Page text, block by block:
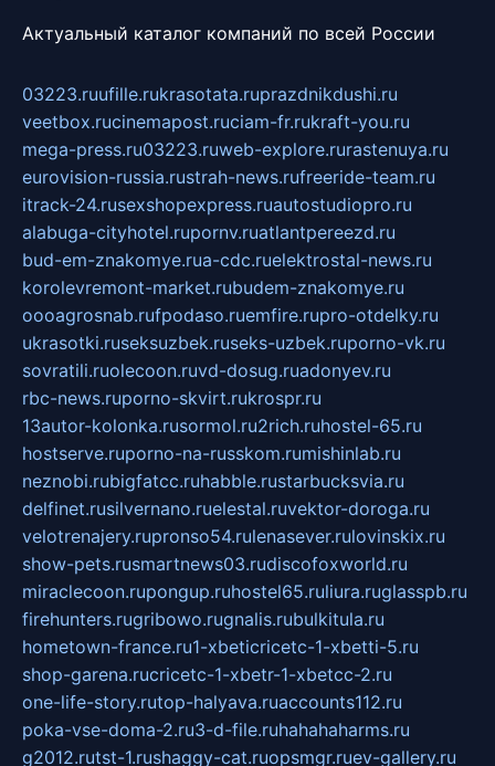
Актуальный каталог компаний по всей России
03223.ruufille.rukrasotata.ruprazdnikdushi.ru
veetbox.rucinemapost.ruciam-fr.rukraft-you.ru
mega-press.ru03223.ruweb-explore.rurastenuya.ru
eurovision-russia.rustrah-news.rufreeride-team.ru
itrack-24.rusexshopexpress.ruautostudiopro.ru
alabuga-cityhotel.rupornv.ruatlantpereezd.ru
bud-em-znakomye.rua-cdc.ruelektrostal-news.ru
korolevremont-market.rubudem-znakomye.ru
oooagrosnab.rufpodaso.ruemfire.rupro-otdelky.ru
ukrasotki.ruseksuzbek.ruseks-uzbek.ruporno-vk.ru
sovratili.ruolecoon.ruvd-dosug.ruadonyev.ru
rbc-news.ruporno-skvirt.rukrospr.ru
13autor-kolonka.rusormol.ru2rich.ruhostel-65.ru
hostserve.ruporno-na-russkom.rumishinlab.ru
neznobi.rubigfatcc.ruhabble.rustarbucksvia.ru
delfinet.rusilvernano.ruelestal.ruvektor-doroga.ru
velotrenajery.rupronso54.rulenasever.rulovinskix.ru
show-pets.rusmartnews03.rudiscofoxworld.ru
miraclecoon.rupongup.ruhostel65.ruliura.ruglasspb.ru
firehunters.rugribowo.rugnalis.rubulkitula.ru
hometown-france.ru1-xbeticricetc-1-xbetti-5.ru
shop-garena.rucricetc-1-xbetr-1-xbetcc-2.ru
one-life-story.rutop-halyava.ruaccounts112.ru
poka-vse-doma-2.ru3-d-file.ruhahahaharms.ru
g2012.rutst-1.rushaggy-cat.ruopsmgr.ruev-gallery.ru